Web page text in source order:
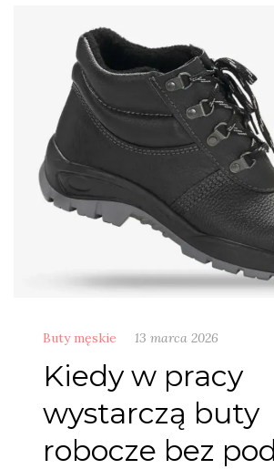
Buty męskie 13 marca 2026
Kiedy w pracy
wystarczą buty
robocze bez